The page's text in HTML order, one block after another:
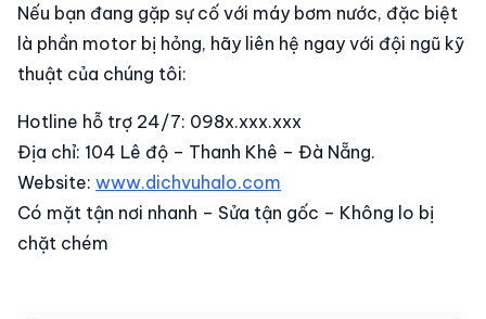
Nếu bạn đang gặp sự cố với máy bơm nước, đặc biệt
là phần motor bị hỏng, hãy liên hệ ngay với đội ngũ kỹ
thuật của chúng tôi:
Hotline hỗ trợ 24/7: 098x.xxx.xxx
Địa chỉ: 104 Lê độ – Thanh Khê – Đà Nẵng.
Website: www.dichvuhalo.com
Có mặt tận nơi nhanh – Sửa tận gốc – Không lo bị
chặt chém